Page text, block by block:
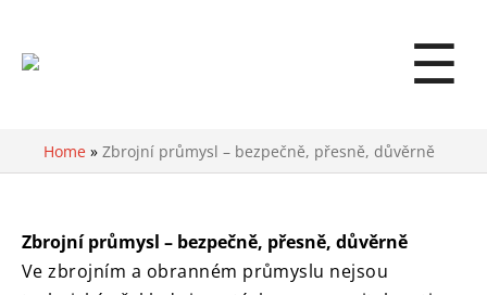
☰
Home » Zbrojní průmysl – bezpečně, přesně, důvěrně
Zbrojní průmysl – bezpečně, přesně, důvěrně
Ve zbrojním a obranném průmyslu nejsou